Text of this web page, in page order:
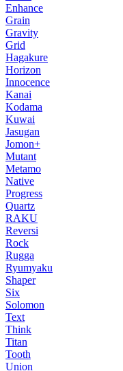
Enhance
Grain
Gravity
Grid
Hagakure
Horizon
Innocence
Kanai
Kodama
Kuwai
Jasugan
Jomon+
Mutant
Metamo
Native
Progress
Quartz
RAKU
Reversi
Rock
Rugga
Ryumyaku
Shaper
Six
Solomon
Text
Think
Titan
Tooth
Union